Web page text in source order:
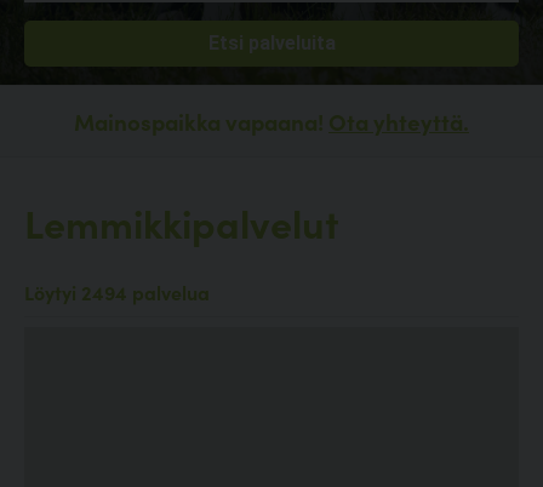
Mainospaikka vapaana! Ota yhteyttä.
Lemmikkipalvelut
Löytyi 2494 palvelua